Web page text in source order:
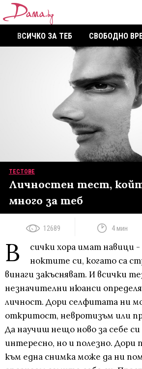
ВСИЧКО ЗА ТЕБ СВОБОДНО
ТЕСТОВЕ
Личностен тест,
много за теб
12689 4 мин
В
сички хора имат навици
ноктите си, когато са
винаги закъсняват. И всички
незначителни нюанси
личност. Дори селфитата ни
откритост, невротизъм или
Да научиш нещо ново за себе си
интересно, но и полезно. Дори
към една снимка може да ни